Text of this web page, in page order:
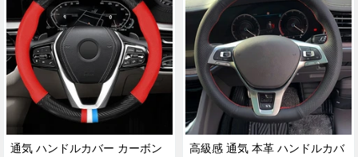
通気 ハンドルカバー カーボン
高級感 通気 本革 ハンドルカバ